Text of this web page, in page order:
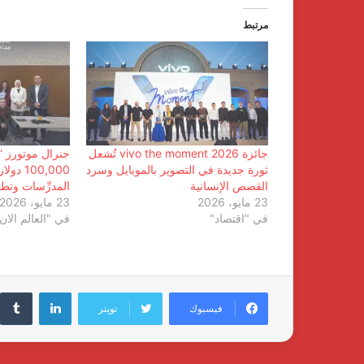
مرتبط
جائزة vivo the moment 2026 تُشعل
ثورة جديدة في التصوير بالموبايل وسرد
القصص الإنسانية
23 مايو، 2026
في "اقتصاد"
جنرال موتورز
المدرِّسات
23 مايو، 2026
في "العالم
فيسبوك تويتر
لينكدإن
كردان